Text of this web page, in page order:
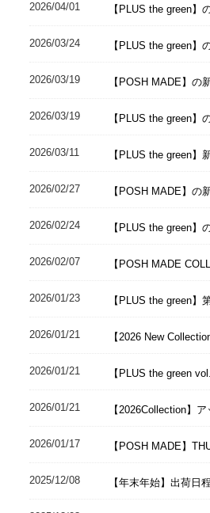
2026/04/01 【PLUS the green
2026/03/24 【PLUS the green
2026/03/19 【POSH MADE】の
2026/03/19 【PLUS the green
2026/03/11 【PLUS the green
2026/02/27 【POSH MADE】の
2026/02/24 【PLUS the green
2026/02/07 【POSH MADE
2026/01/23 【PLUS the green
2026/01/21 【2026 New
2026/01/21 【PLUS the green
2026/01/21 【2026Collection】
2026/01/17 【POSH MADE】
2025/12/08 【年末年始】出荷日